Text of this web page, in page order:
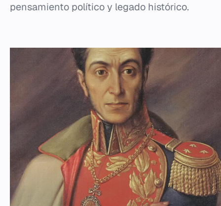
pensamiento político y legado histórico.